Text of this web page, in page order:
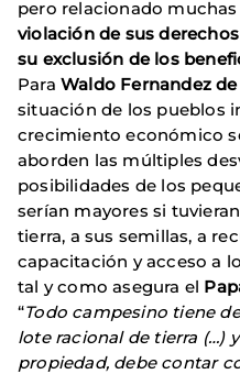
pero relacionado
violación de sus
su exclusión de los
Para Waldo Fernandez
situación de los pueblos
crecimiento económico
aborden las múltiples
posibilidades de los
serían mayores si
tierra, a sus semillas, a
capacitación y acceso a
tal y como asegura el
“Todo campesino tiene
lote racional de tierra (…)
propiedad, debe contar